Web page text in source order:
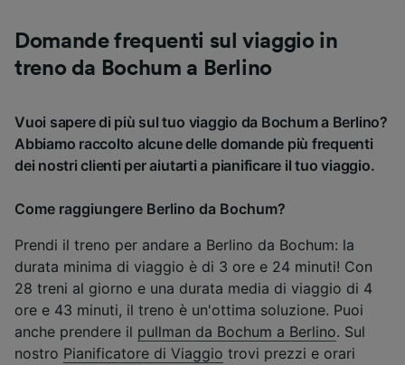
Domande frequenti sul viaggio in
treno da Bochum a Berlino
Vuoi sapere di più sul tuo viaggio da Bochum a Berlino?
Abbiamo raccolto alcune delle domande più frequenti
dei nostri clienti per aiutarti a pianificare il tuo viaggio.
Come raggiungere Berlino da Bochum?
Prendi il treno per andare a Berlino da Bochum: la
durata minima di viaggio è di 3 ore e 24 minuti! Con
28 treni al giorno e una durata media di viaggio di 4
ore e 43 minuti, il treno è un'ottima soluzione. Puoi
anche prendere il pullman da Bochum a Berlino. Sul
nostro Pianificatore di Viaggio trovi prezzi e orari